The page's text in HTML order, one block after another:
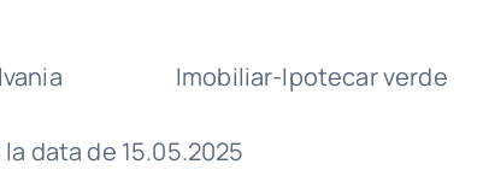
Imobiliar-Ipotecar verde
data de 15.05.2025